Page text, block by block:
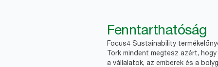
Fenntarthatóság
Focus4 Sustainability
Tork mindent megtesz azért, hogy
a vállalatok, az emberek és a